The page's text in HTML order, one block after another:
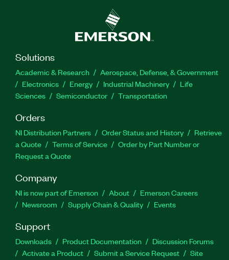
Solutions
Academic & Research
Aerospace, Defense, & Government
Electronics
Energy Industrial Machinery
Life
Sciences
Semiconductor Transportation
Orders
NI Distribution Partners Order Status and History
Retrieve
a Quote
Terms of Service
Order by Part Number or
Request a Quote
Company
NI is now part of Emerson About
Emerson Careers
Newsroom
Supply Chain & Quality Events
Support
Downloads Product Documentation
Discussion Forums
Activate a Product
Submit a Service Request
Site